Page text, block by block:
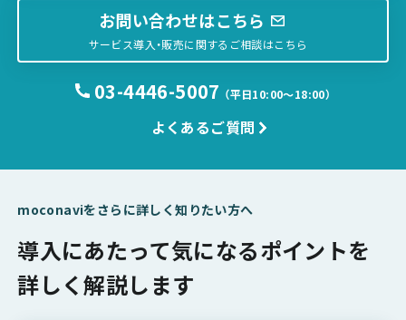
お問い合わせはこちら
サービス導入・販売に関するご相談はこちら
03-4446-5007 （平日10:00〜18:00）
よくあるご質問
moconaviをさらに詳しく知りたい方へ
導入にあたって気になるポイントを
詳しく解説します